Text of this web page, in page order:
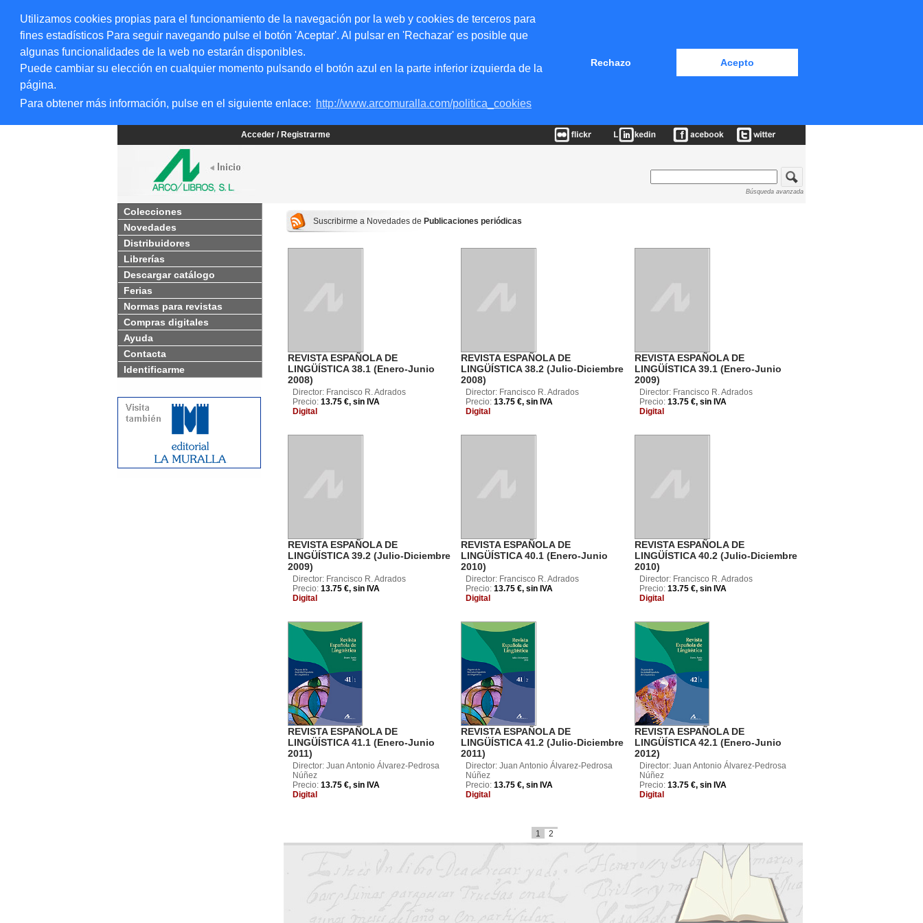
Utilizamos cookies propias para el funcionamiento de la navegación por la web y cookies de terceros para
fines estadísticos Para seguir navegando pulse el botón 'Aceptar'. Al pulsar en 'Rechazar' es posible que
algunas funcionalidades de la web no estarán disponibles.
Puede cambiar su elección en cualquier momento pulsando el botón azul en la parte inferior izquierda de la
página.
Para obtener más información, pulse en el siguiente enlace: http://www.arcomuralla.com/politica_cookies
Rechazo Acepto
Acceder / Registrarme
Búsqueda avanzada
Colecciones
Novedades
Distribuidores
Librerías
Descargar catálogo
Ferias
Normas para revistas
Compras digitales
Ayuda
Contacta
Identificarme
Suscribirme a Novedades de Publicaciones periódicas
REVISTA ESPAÑOLA DE
LINGÜÍSTICA 38.1 (Enero-Junio
2008)
Director: Francisco R. Adrados
Precio: 13.75 €, sin IVA
Digital
REVISTA ESPAÑOLA DE
LINGÜÍSTICA 38.2 (Julio-Diciembre
2008)
Director: Francisco R. Adrados
Precio: 13.75 €, sin IVA
Digital
REVISTA ESPAÑOLA DE
LINGÜÍSTICA 39.1 (Enero-Junio
2009)
Director: Francisco R. Adrados
Precio: 13.75 €, sin IVA
Digital
REVISTA ESPAÑOLA DE
LINGÜÍSTICA 39.2 (Julio-Diciembre
2009)
Director: Francisco R. Adrados
Precio: 13.75 €, sin IVA
Digital
REVISTA ESPAÑOLA DE
LINGÜÍSTICA 40.1 (Enero-Junio
2010)
Director: Francisco R. Adrados
Precio: 13.75 €, sin IVA
Digital
REVISTA ESPAÑOLA DE
LINGÜÍSTICA 40.2 (Julio-Diciembre
2010)
Director: Francisco R. Adrados
Precio: 13.75 €, sin IVA
Digital
REVISTA ESPAÑOLA DE
LINGÜÍSTICA 41.1 (Enero-Junio
2011)
Director: Juan Antonio Álvarez-Pedrosa
Núñez
Precio: 13.75 €, sin IVA
Digital
REVISTA ESPAÑOLA DE
LINGÜÍSTICA 41.2 (Julio-Diciembre
2011)
Director: Juan Antonio Álvarez-Pedrosa
Núñez
Precio: 13.75 €, sin IVA
Digital
REVISTA ESPAÑOLA DE
LINGÜÍSTICA 42.1 (Enero-Junio
2012)
Director: Juan Antonio Álvarez-Pedrosa
Núñez
Precio: 13.75 €, sin IVA
Digital
1 2